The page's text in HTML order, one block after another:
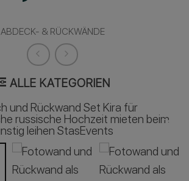
ABDECK- & RÜCKWÄNDE
ALLE KATEGORIEN